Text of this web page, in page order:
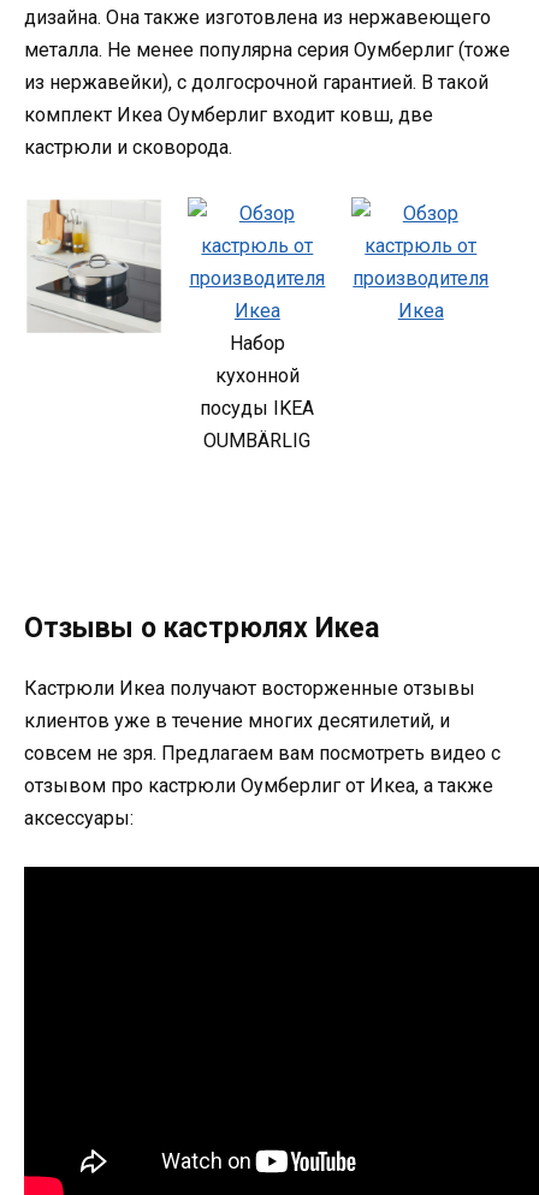
дизайна. Она также изготовлена из нержавеющего
металла. Не менее популярна серия Оумберлиг (тоже
из нержавейки), с долгосрочной гарантией. В такой
комплект Икеа Оумберлиг входит ковш, две
кастрюли и сковорода.
Набор
кухонной
посуды IKEA
OUMBÄRLIG
Отзывы о кастрюлях Икеа
Кастрюли Икеа получают восторженные отзывы
клиентов уже в течение многих десятилетий, и
совсем не зря. Предлагаем вам посмотреть видео с
отзывом про кастрюли Оумберлиг от Икеа, а также
аксессуары: